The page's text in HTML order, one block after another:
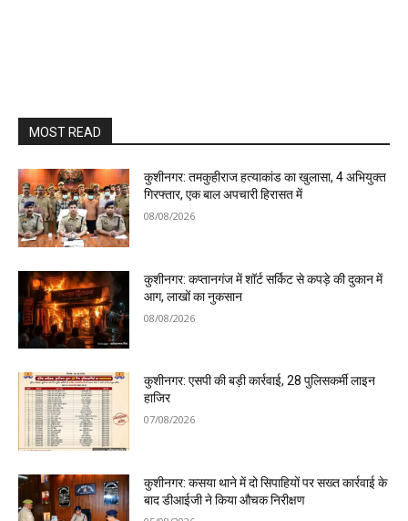
MOST READ
कुशीनगर: तमकुहीराज हत्याकांड का खुलासा, 4 अभियुक्त
गिरफ्तार, एक बाल अपचारी हिरासत में
08/08/2026
कुशीनगर: कप्तानगंज में शॉर्ट सर्किट से कपड़े की दुकान में
आग, लाखों का नुकसान
08/08/2026
कुशीनगर: एसपी की बड़ी कार्रवाई, 28 पुलिसकर्मी लाइन
हाजिर
07/08/2026
कुशीनगर: कसया थाने में दो सिपाहियों पर सख्त कार्रवाई के
बाद डीआईजी ने किया औचक निरीक्षण